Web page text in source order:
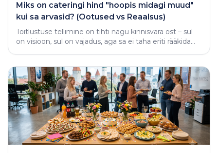
Miks on cateringi hind "hoopis midagi muud"
kui sa arvasid? (Ootused vs Reaalsus)
Toitlustuse tellimine on tihti nagu kinnisvara ost – sul
on visioon, sul on vajadus, aga sa ei taha eriti rääkida